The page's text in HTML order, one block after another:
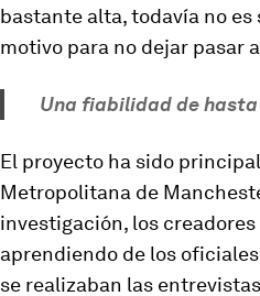
bastante alta, todavía no
motivo para no dejar pasar
Una fiabilidad de
El proyecto ha sido
Metropolitana de
investigación, los
aprendiendo de los
se realizaban las